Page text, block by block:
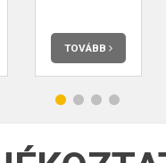
TOVÁBB